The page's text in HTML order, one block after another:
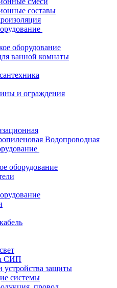
составы
оборудование
ванной комнаты
и ограждения
Водопроводная
оборудование
СИП
устройства защиты
системы